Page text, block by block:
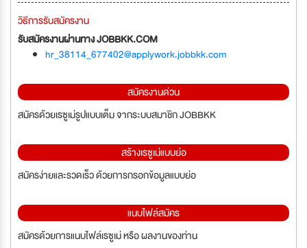
วิธีการรับสมัครงาน
รับสมัครงานผ่านทาง JOBBKK.COM
hr_38114_677402@applywork.jobbkk.com
สมัครงานด่วน
สมัครด้วยเรซูเม่รูปแบบเต็ม จากระบบสมาชิก JOBBKK
สร้างเรซูเม่แบบย่อ
สมัครง่ายและรวดเร็ว ด้วยการกรอกข้อมูลแบบย่อ
แนบไฟล์สมัคร
สมัครด้วยการแนบไฟล์เรซูเม่ หรือ ผลงานของท่าน